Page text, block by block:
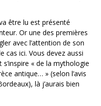
être lu est présenté
Or une des premières
avec l’attention de son
cas ici. Vous devez aussi
« de la mythologie
antique… » (selon l’avis
là j’aurais bien